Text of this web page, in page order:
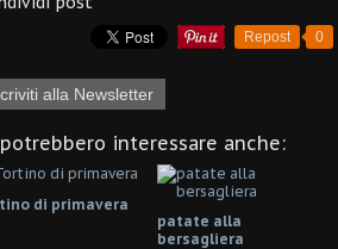
Repost 0
alla Newsletter
interessare anche:
di primavera
patate alla
bersagliera